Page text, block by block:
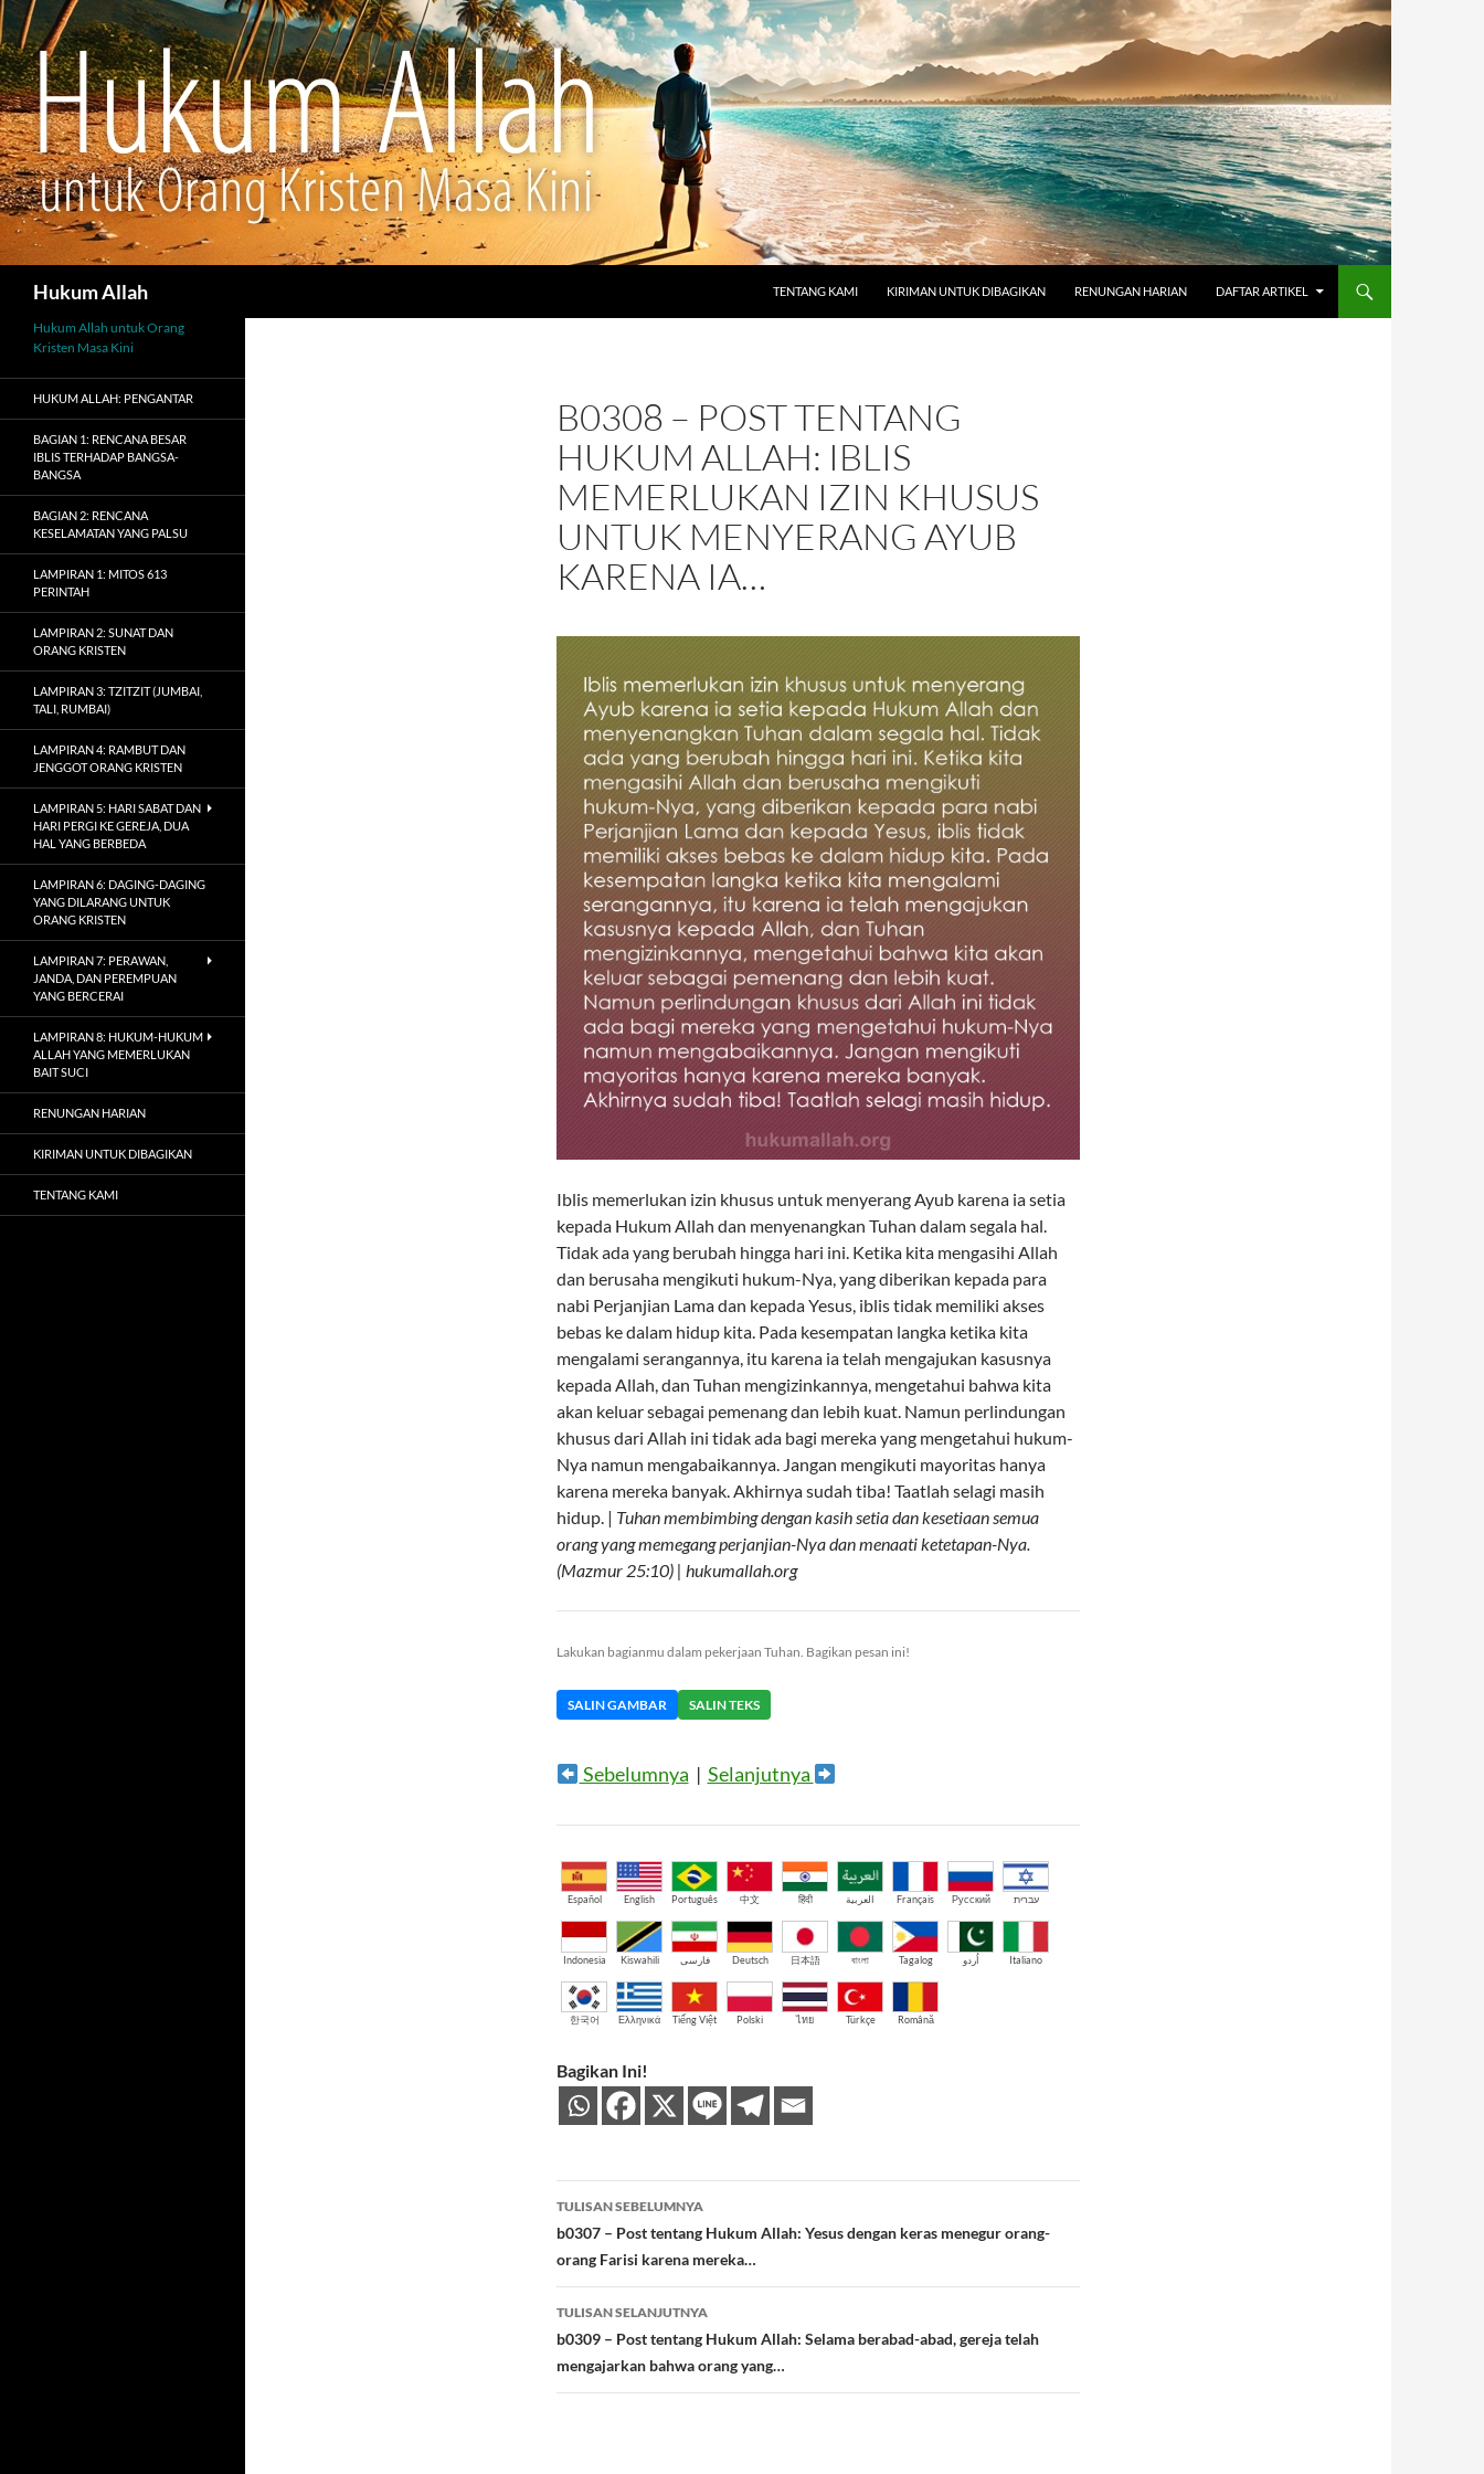
Hukum Allah
TENTANG KAMI
KIRIMAN UNTUK DIBAGIKAN RENUNGAN HARIAN DAFTAR ARTIKEL
B0308 – POST TENTANG
HUKUM ALLAH: IBLIS
MEMERLUKAN IZIN KHUSUS
UNTUK MENYERANG AYUB
KARENA IA…
Iblis memerlukan izin khusus untuk menyerang Ayub karena ia setia
kepada Hukum Allah dan menyenangkan Tuhan dalam segala hal.
Tidak ada yang berubah hingga hari ini. Ketika kita mengasihi Allah
dan berusaha mengikuti hukum-Nya, yang diberikan kepada para
nabi Perjanjian Lama dan kepada Yesus, iblis tidak memiliki akses
bebas ke dalam hidup kita. Pada kesempatan langka ketika kita
mengalami serangannya, itu karena ia telah mengajukan kasusnya
kepada Allah, dan Tuhan mengizinkannya, mengetahui bahwa kita
akan keluar sebagai pemenang dan lebih kuat. Namun perlindungan
khusus dari Allah ini tidak ada bagi mereka yang mengetahui hukum-
Nya namun mengabaikannya. Jangan mengikuti mayoritas hanya
karena mereka banyak. Akhirnya sudah tiba! Taatlah selagi masih
hidup. | Tuhan membimbing dengan kasih setia dan kesetiaan semua
orang yang memegang perjanjian-Nya dan menaati ketetapan-Nya.
(Mazmur 25:10) | hukumallah.org
Lakukan bagianmu dalam pekerjaan Tuhan. Bagikan pesan ini!
SALIN GAMBAR SALIN TEKS
Sebelumnya | Selanjutnya
Español English Português 中文 हिंदी العربية Français Русский עברית
Indonesia Kiswahili فارسی Deutsch 日本語 বাংলা Tagalog اُردو Italiano
한국어 Ελληνικά Tiếng Việt Polski ไทย Türkçe Română
Bagikan Ini!
Navigasi
Tulisan
TULISAN SEBELUMNYA
b0307 – Post tentang Hukum Allah: Yesus dengan keras menegur orang-
orang Farisi karena mereka…
TULISAN SELANJUTNYA
b0309 – Post tentang Hukum Allah: Selama berabad-abad, gereja telah
mengajarkan bahwa orang yang…
Hukum Allah untuk Orang
Kristen Masa Kini
HUKUM ALLAH: PENGANTAR
BAGIAN 1: RENCANA BESAR
IBLIS TERHADAP BANGSA-
BANGSA
BAGIAN 2: RENCANA
KESELAMATAN YANG PALSU
LAMPIRAN 1: MITOS 613
PERINTAH
LAMPIRAN 2: SUNAT DAN
ORANG KRISTEN
LAMPIRAN 3: TZITZIT (JUMBAI,
TALI, RUMBAI)
LAMPIRAN 4: RAMBUT DAN
JENGGOT ORANG KRISTEN
LAMPIRAN 5: HARI SABAT DAN
HARI PERGI KE GEREJA, DUA
HAL YANG BERBEDA
LAMPIRAN 6: DAGING-DAGING
YANG DILARANG UNTUK
ORANG KRISTEN
LAMPIRAN 7: PERAWAN,
JANDA, DAN PEREMPUAN
YANG BERCERAI
LAMPIRAN 8: HUKUM-HUKUM
ALLAH YANG MEMERLUKAN
BAIT SUCI
RENUNGAN HARIAN
KIRIMAN UNTUK DIBAGIKAN
TENTANG KAMI